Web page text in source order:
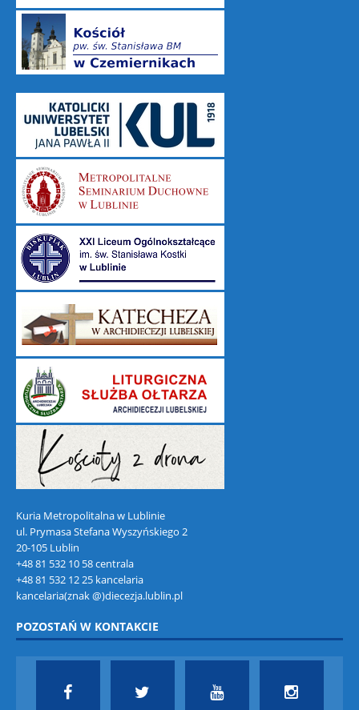
Kuria Metropolitalna w Lublinie
ul. Prymasa Stefana Wyszyńskiego 2
20-105 Lublin
+48 81 532 10 58 centrala
+48 81 532 12 25 kancelaria
kancelaria(znak @)diecezja.lublin.pl
POZOSTAŃ W KONTAKCIE